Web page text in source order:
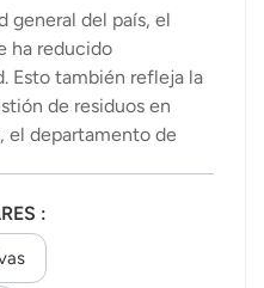
general del país, el
ha reducido
Esto también refleja la
de residuos en
el departamento de
de basura,
las regiones del país.
han comenzado a
tecnologías del
: